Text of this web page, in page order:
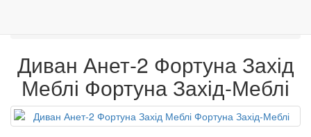
Диван Анет-2 Фортуна Захід
Меблі Фортуна Захід-Меблі